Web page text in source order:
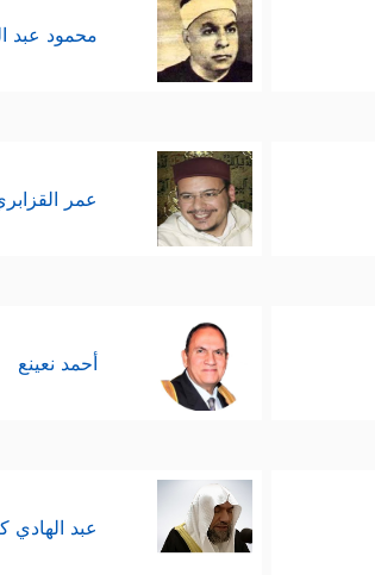
محمود عبد
عمر
أحمد نعينع
عبد الهادي